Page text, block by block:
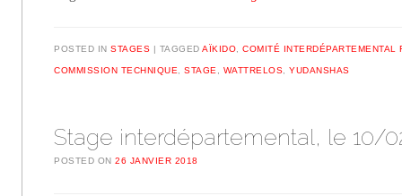
POSTED INSTAGES TAGGEDAÏKIDO ,COMITÉ INTERDÉPARTEMENTAL
COMMISSION TECHNIQUE ,STAGE WATTRELOS ,YUDANSHAS
Stage interdépartemental, le 10/
POSTED ON26 JANVIER 2018